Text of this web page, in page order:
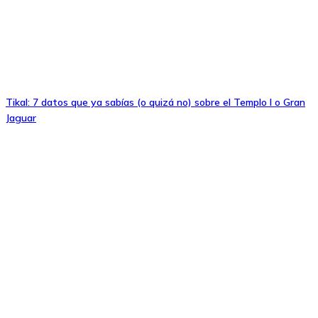
Tikal: 7 datos que ya sabías (o quizá no) sobre el Templo I o Gran
Jaguar